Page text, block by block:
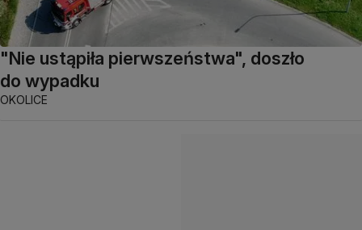
"Nie ustąpiła pierwszeństwa", doszło
do wypadku
OKOLICE